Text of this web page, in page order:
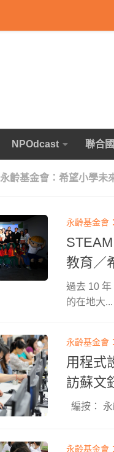
NPOdcast 聯合
永齡基金會：希望小學未
永齡基金會
教育／
過去 10
的在地大...
永齡基金會
用程式
訪蘇文
編按：
永齡基金會